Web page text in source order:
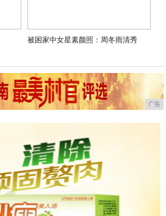
被困家中女星素颜照：周冬雨清秀
广告